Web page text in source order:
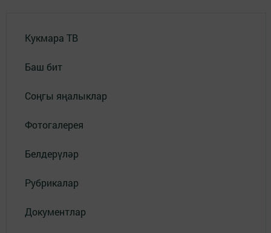
Кукмара ТВ
Баш бит
Соңгы яңалыклар
Фотогалерея
Белдерүләр
Рубрикалар
Документлар